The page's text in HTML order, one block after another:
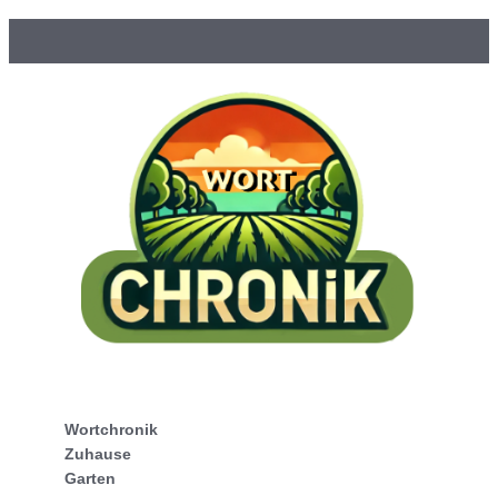
Wortchronik
Zuhause
Garten